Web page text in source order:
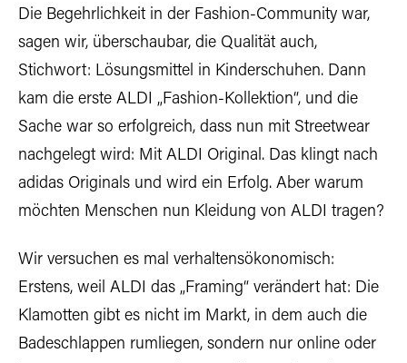
Die Begehrlichkeit in der Fashion-Community war,
sagen wir, überschaubar, die Qualität auch,
Stichwort: Lösungsmittel in Kinderschuhen. Dann
kam die erste ALDI „Fashion-Kollektion“, und die
Sache war so erfolgreich, dass nun mit Streetwear
nachgelegt wird: Mit ALDI Original. Das klingt nach
adidas Originals und wird ein Erfolg. Aber warum
möchten Menschen nun Kleidung von ALDI tragen?
Wir versuchen es mal verhaltensökonomisch:
Erstens, weil ALDI das „Framing“ verändert hat: Die
Klamotten gibt es nicht im Markt, in dem auch die
Badeschlappen rumliegen, sondern nur online oder